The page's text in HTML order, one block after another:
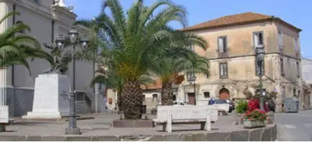
ECONOMIA E LAVORO
EVENTI
SPORT
Streaming